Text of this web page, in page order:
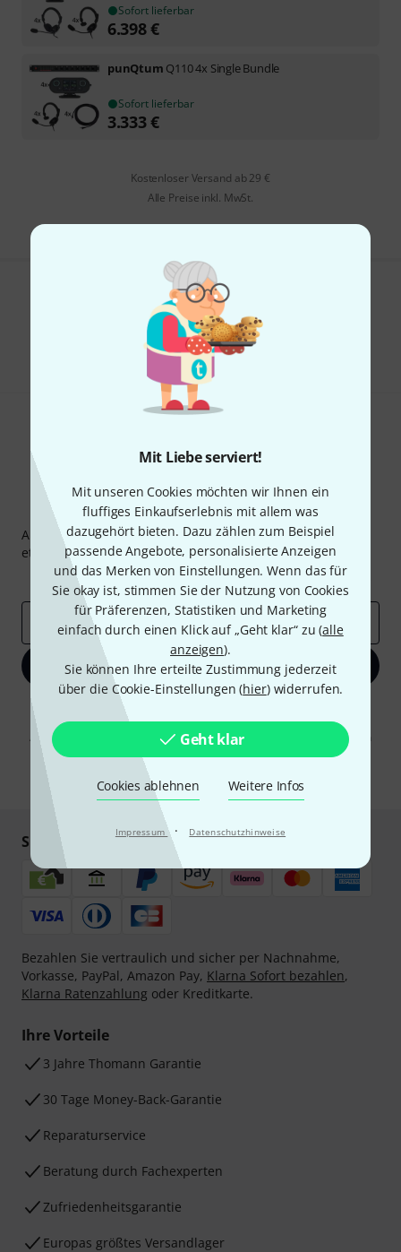
Mit Liebe serviert!
Mit unseren Cookies möchten wir Ihnen ein
fluffiges Einkaufserlebnis mit allem was
dazugehört bieten. Dazu zählen zum Beispiel
passende Angebote, personalisierte Anzeigen
und das Merken von Einstellungen. Wenn das für
Sie okay ist, stimmen Sie der Nutzung von Cookies
für Präferenzen, Statistiken und Marketing
einfach durch einen Klick auf „Geht klar“ zu (alle
anzeigen).
Sie können Ihre erteilte Zustimmung jederzeit
über die Cookie-Einstellungen (hier) widerrufen.
Geht klar
Cookies ablehnen Weitere Infos
Impressum · Datenschutzhinweise
Sofort lieferbar
6.398€
punQtum Q110 4x Single Bundle
Sofort lieferbar
3.333€
Kostenloser Versand ab 29 €
Alle Preise inkl. MwSt.
Gefällt Ihnen, was Sie sehen?
Teilen Hilfe & Feedback
Thomann Newsletter
Abonniere den Thomann Newsletter und gewinne mit
etwas Glück einen von50 Gutscheinenüber jeweils50€
Inspirierende Beiträge
Deals Thomann Insights
E-Mail-Adresse
Jetzt anmelden
Mit Klick auf „Jetzt anmelden“ stimmen Sie dem Erhalt von E-Mail-
Werbung und einer Messung des E-Mail-Nutzungsverhaltens zu. Die
Abmeldung ist jederzeit möglich. Weitere Informationen finden Sie in
* Pflichtfeld
Sicher einkaufen & bezahlen
Bezahlen Sie vertraulich und sicher per Nachnahme,
Vorkasse, PayPal, Amazon Pay, Klarna Sofort bezahlen,
Klarna Ratenzahlung oder Kreditkarte.
Ihre Vorteile
3 Jahre Thomann Garantie
30 Tage Money-Back-Garantie
Reparaturservice
Beratung durch Fachexperten
Zufriedenheitsgarantie
Europas größtes Versandlager